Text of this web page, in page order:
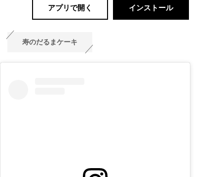
アプリで開く インストール
寿のだるまケーキ